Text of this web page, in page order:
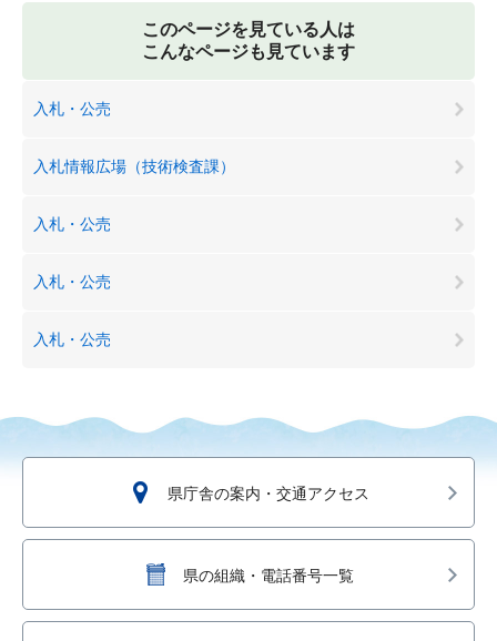
このページを見ている人は
こんなページも見ています
入札・公売
入札情報広場（技術検査課）
入札・公売
入札・公売
入札・公売
県庁舎の案内・交通アクセス
県の組織・電話番号一覧